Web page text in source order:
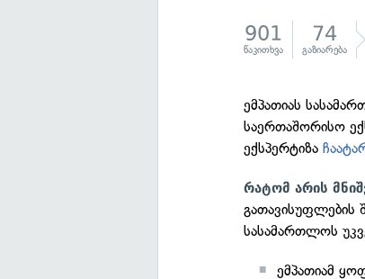
901
წაკითხვა
74
გაზიარება
ემპათიას
საერთაშორისო
ექსპერტიზა
რატომ არის
გათავისუფლების
სასამართლოს
ემპათიამ